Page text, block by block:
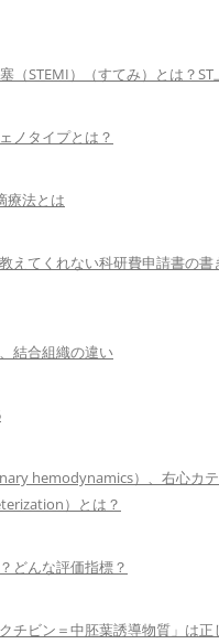
（STEMI）（すてみ）とは？ST
ノタイプとは？
療法とは
えてくれない科研費申請書の書
結合組織の違い
hemodynamics）、右心カ
）とは？
どんな評価指標？
チビン＝中胚葉誘導物質」は正